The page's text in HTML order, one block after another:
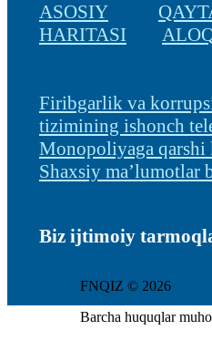
ASOSIY
HARITASI
Firibgarlik va
tizimining ishonch
Monopoliyaga qarshi
Shaxsiy ma’lumotlar
Biz ijtimoiy
FNQIZ © 2026
Barcha huquqlar